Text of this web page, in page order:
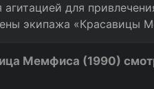
агитацией для
экипажа «Красавицы
Мемфиса (1990)